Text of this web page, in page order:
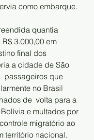
como embarque.
quantia
3.000,00 em
final dos
a cidade de São
passageiros que
no Brasil
de  volta para a
e multados por
migratório ao
território nacional.